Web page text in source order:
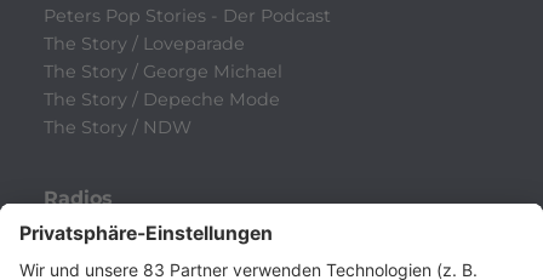
Peters Pop Stories - Der Podcast
The Story / Loveparade
The Story / George Michael
The Story / Depeche Mode
The Story / NDW
Radios
80s80s
80s80s ALTERNATIVE